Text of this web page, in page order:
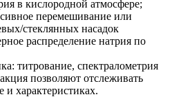
в кислородной атмосфере;
перемешивание или
стеклянных насадок
распределение натрия по
титрование, спектралометрия
позволяют отслеживать
и характеристиках.